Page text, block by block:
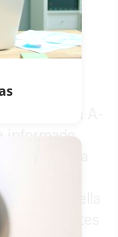
tratan de
llegó la
punto de la A-
informado
con
Marbella
los agentes